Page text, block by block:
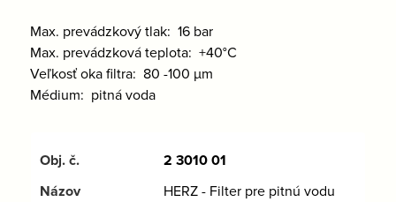
Max. prevádzkový tlak: 16 bar
Max. prevádzková teplota: +40°C
Veľkosť oka filtra: 80 -100 μm
Médium: pitná voda
2 3010 01
HERZ - Filter pre pitnú vodu